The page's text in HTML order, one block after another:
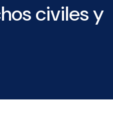
civiles y